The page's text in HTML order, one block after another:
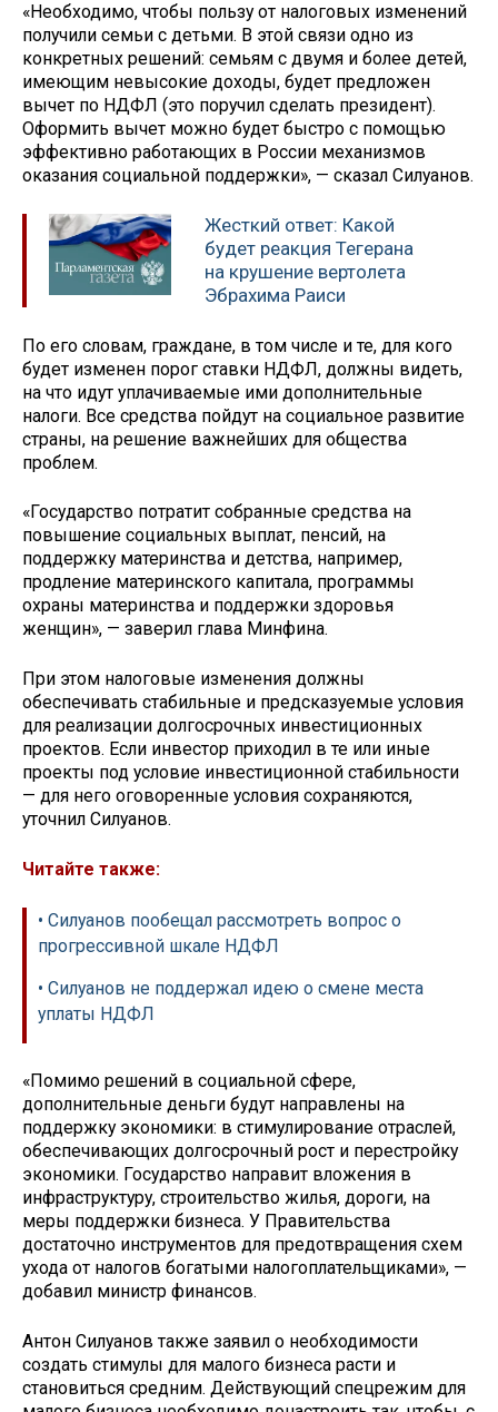
«Необходимо, чтобы пользу от налоговых изменений
получили семьи с детьми. В этой связи одно из
конкретных решений: семьям с двумя и более детей,
имеющим невысокие доходы, будет предложен
вычет по НДФЛ (это поручил сделать президент).
Оформить вычет можно будет быстро с помощью
эффективно работающих в России механизмов
оказания социальной поддержки», — сказал Силуанов.
Жесткий ответ: Какой
будет реакция Тегерана
на крушение вертолета
Эбрахима Раиси
По его словам, граждане, в том числе и те, для кого
будет изменен порог ставки НДФЛ, должны видеть,
на что идут уплачиваемые ими дополнительные
налоги. Все средства пойдут на социальное развитие
страны, на решение важнейших для общества
проблем.
«Государство потратит собранные средства на
повышение социальных выплат, пенсий, на
поддержку материнства и детства, например,
продление материнского капитала, программы
охраны материнства и поддержки здоровья
женщин», — заверил глава Минфина.
При этом налоговые изменения должны
обеспечивать стабильные и предсказуемые условия
для реализации долгосрочных инвестиционных
проектов. Если инвестор приходил в те или иные
проекты под условие инвестиционной стабильности
— для него оговоренные условия сохраняются,
уточнил Силуанов.
Читайте также:
• Силуанов пообещал рассмотреть вопрос о
прогрессивной шкале НДФЛ
• Силуанов не поддержал идею о смене места
уплаты НДФЛ
«Помимо решений в социальной сфере,
дополнительные деньги будут направлены на
поддержку экономики: в стимулирование отраслей,
обеспечивающих долгосрочный рост и перестройку
экономики. Государство направит вложения в
инфраструктуру, строительство жилья, дороги, на
меры поддержки бизнеса. У Правительства
достаточно инструментов для предотвращения схем
ухода от налогов богатыми налогоплательщиками», —
добавил министр финансов.
Антон Силуанов также заявил о необходимости
создать стимулы для малого бизнеса расти и
становиться средним. Действующий спецрежим для